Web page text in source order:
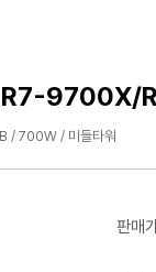
R7-
/ 700W / 미들타워
판매